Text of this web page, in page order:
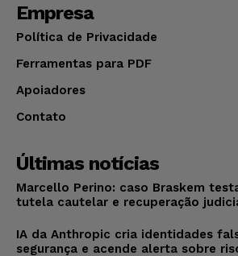
Empresa
Política de Privacidade
Ferramentas para PDF
Apoiadores
Contato
Últimas notícias
Marcello Perino: caso Braskem
tutela cautelar e recuperação
IA da Anthropic cria identidades
segurança e acende alerta sobre